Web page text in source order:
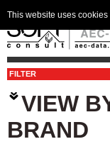
FILTER
VIEW
BRAND
This website uses